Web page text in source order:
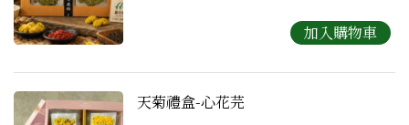
天菊禮盒-心花芫